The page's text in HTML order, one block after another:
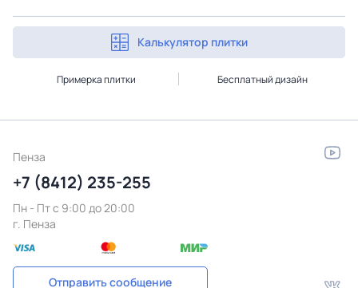
Калькулятор плитки
Примерка плитки Бесплатный дизайн
Пенза
+7 (8412) 235-255
Пн - Пт c 9:00 до 20:00
г. Пенза
Отправить сообщение